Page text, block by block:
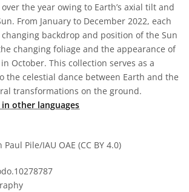
the year owing to Earth’s axial tilt and
From January to December 2022, each
backdrop and position of the Sun
changing foliage and the appearance of
October. This collection serves as a
the celestial dance between Earth and the
transformations on the ground.
other languages
Paul Pile/IAU OAE (CC BY 4.0)